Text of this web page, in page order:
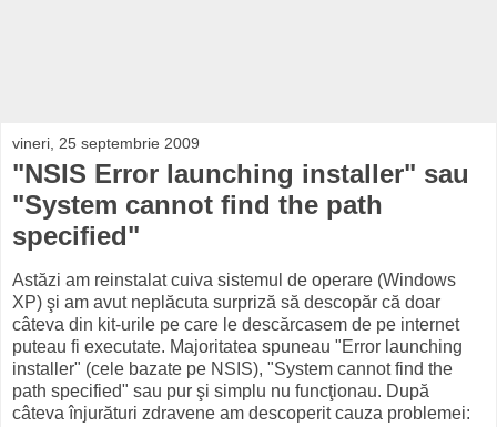
vineri, 25 septembrie 2009
"NSIS Error launching installer" sau
"System cannot find the path
specified"
Astăzi am reinstalat cuiva sistemul de operare (Windows
XP) şi am avut neplăcuta surpriză să descopăr că doar
câteva din kit-urile pe care le descărcasem de pe internet
puteau fi executate. Majoritatea spuneau "Error launching
installer" (cele bazate pe NSIS), "System cannot find the
path specified" sau pur şi simplu nu funcţionau. După
câteva înjurături zdravene am descoperit cauza problemei: